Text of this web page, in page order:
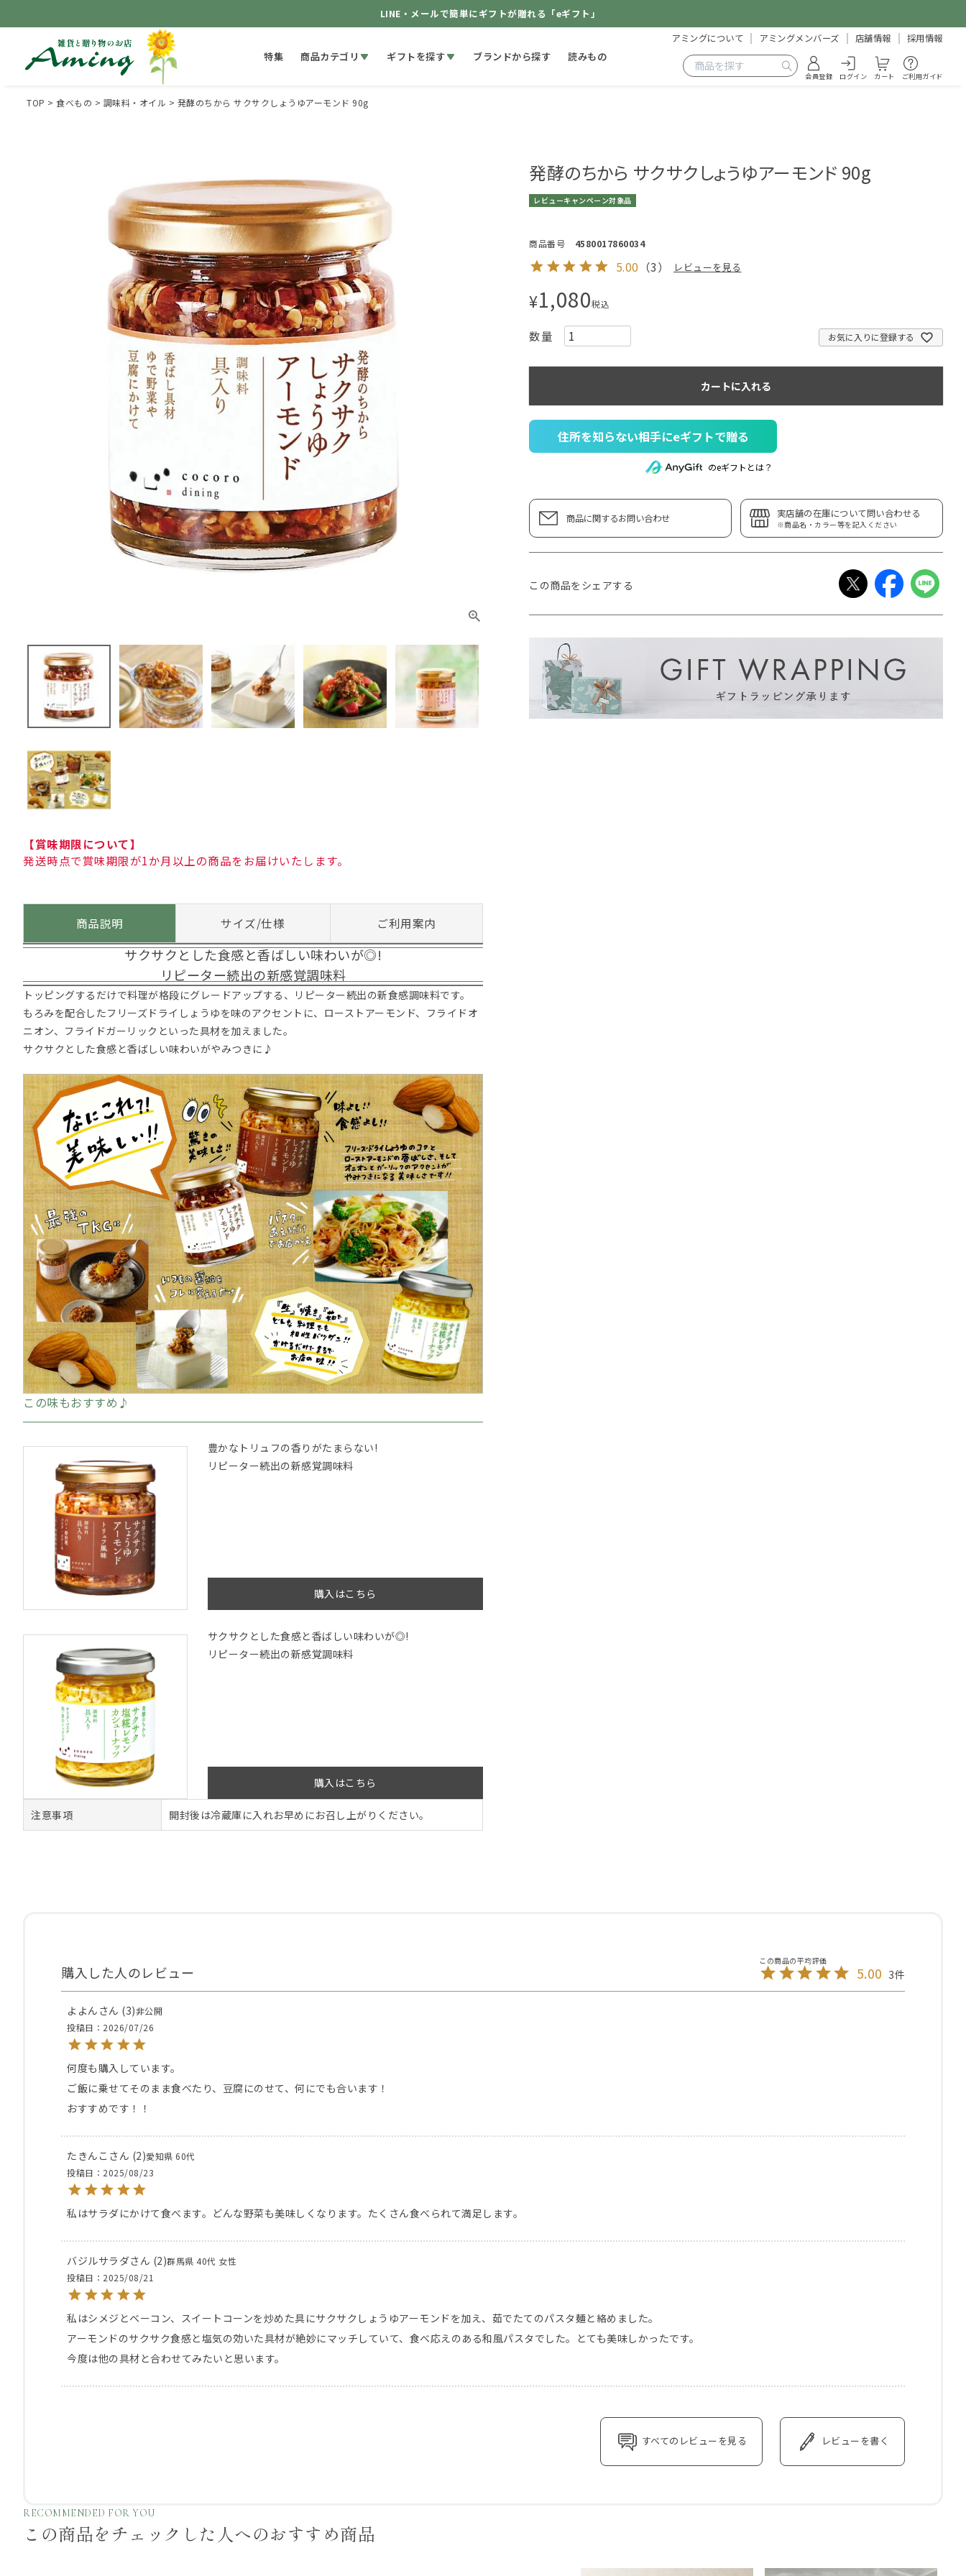
LINE・メールで簡単にギフトが贈れる「eギフト」
特集 商品カテゴリ ギフトを探す ブランドから探す 読みもの
アミングについて アミングメンバーズ 店舗情報 採用情報
会員登録 ログイン カート ご利用ガイド
TOP 食べもの 調味料・オイル 発酵のちから サクサクしょうゆアーモンド 90g
【賞味期限について】
発送時点で賞味期限が1か月以上の商品をお届けいたします。
商品説明 サイズ/仕様 ご利用案内
サクサクとした食感と香ばしい味わいが◎!
リピーター続出の新感覚調味料
トッピングするだけで料理が格段にグレードアップする、リピーター続出の新食感調味料です。
もろみを配合したフリーズドライしょうゆを味のアクセントに、ローストアーモンド、フライドオ
ニオン、フライドガーリックといった具材を加えました。
サクサクとした食感と香ばしい味わいがやみつきに♪
この味もおすすめ♪
豊かなトリュフの香りがたまらない!
リピーター続出の新感覚調味料
購入はこちら
サクサクとした食感と香ばしい味わいが◎!
リピーター続出の新感覚調味料
購入はこちら
注意事項 開封後は冷蔵庫に入れお早めにお召し上がりください。
発酵のちから サクサクしょうゆアーモンド 90g
レビューキャンペーン対象品
商品番号 4580017860034
5.00 （3） レビューを見る
¥1,080税込
お気に入りに登録する
カートに入れる
住所を知らない相手にeギフトで贈る
のeギフトとは？
商品に関するお問い合わせ 実店舗の在庫について問い合わせる
※商品名・カラー等を記入ください
この商品をシェアする
5.00 3
よよん 3 非公開
投稿日
2026/07/26
何度も購入しています。
ご飯に乗せてそのまま食べたり、豆腐にのせて、何にでも合います！
おすすめです！！
たきんこ 2 愛知県 60代
投稿日
2025/08/23
私はサラダにかけて食べます。どんな野菜も美味しくなります。たくさん食べられて満足します。
バジルサラダ 2 群馬県 40代 女性
投稿日
2025/08/21
私はシメジとベーコン、スイートコーンを炒めた具にサクサクしょうゆアーモンドを加え、茹でたてのパスタ麺と絡めました。
アーモンドのサクサク食感と塩気の効いた具材が絶妙にマッチしていて、食べ応えのある和風パスタでした。とても美味しかったです。
今度は他の具材と合わせてみたいと思います。
すべてのレビューを見る レビューを書く
RECOMMENDED FOR YOU
この商品をチェックした 人へのおすすめ商品